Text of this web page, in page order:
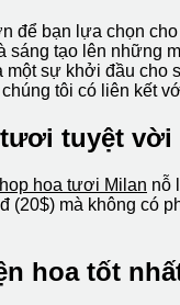
để bạn lựa chọn
sáng tạo lên những
một sự khởi đầu
tôi có liên kết
tuyệt
hoa tươi Milan nỗ
(20$) mà không có
hoa tốt